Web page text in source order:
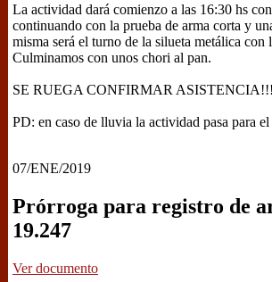
La actividad dará comienzo a las 16:30 hs
continuando con la prueba de arma corta y
misma será el turno de la silueta metálica con
Culminamos con unos chori al pan.
SE RUEGA CONFIRMAR
PD: en caso de lluvia la actividad pasa para
07/ENE/2019
Prórroga para registro de
19.247
Ver documento